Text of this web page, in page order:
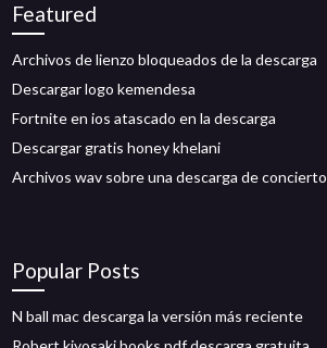
Featured
Archivos de lienzo bloqueados de la descarga
Descargar logo kemendesa
Fortnite en ios atascado en la descarga
Descargar gratis honey khelani
Archivos wav sobre una descarga de concierto
Popular Posts
N ball mac descarga la versión más reciente